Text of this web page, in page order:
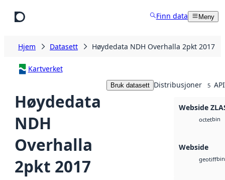
Finn data Meny
Hjem Datasett Høydedata NDH Overhalla 2pkt 2017
Kartverket
Høydedata
NDH
Overhalla
2pkt 2017
Bruk datasett Distribusjoner 5
Webside
octetbin
Webside
geotiffbin